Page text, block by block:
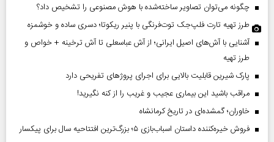
چگونه می‌توان تصاویر ساخته‌شده با هوش مصنوعی را تشخیص داد؟
طرز تهیه تارت فلپ‌جک توت‌فرنگی با پنیر ریکوتا؛ دسری ساده و خوشمزه
آشنایی با آش‌های اصیل ایرانی؛ از آش عباسعلی تا آش ترخینه + خواص و
طرز تهیه
پارک شیرین قابلیت‌ بالایی برای اجرای پروژهای تفریحی دارد
مراقب باشید این بیماری عجیب و غریب را از کنه نگیرید!
خاوران؛ گمشده‌ای در تاریخ کرمانشاه
فروش خیره‌کننده داستان اسباب‌بازی ۵؛ بزرگ‌ترین افتتاحیه سال برای پیکسار